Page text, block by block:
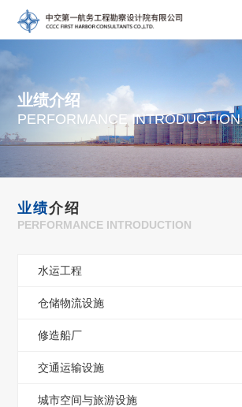
业绩介绍
PERFORMANCE INTRODUCTION
业绩介绍
PERFORMANCE INTRODUCTION
水运工程
仓储物流设施
修造船厂
交通运输设施
城市空间与旅游设施